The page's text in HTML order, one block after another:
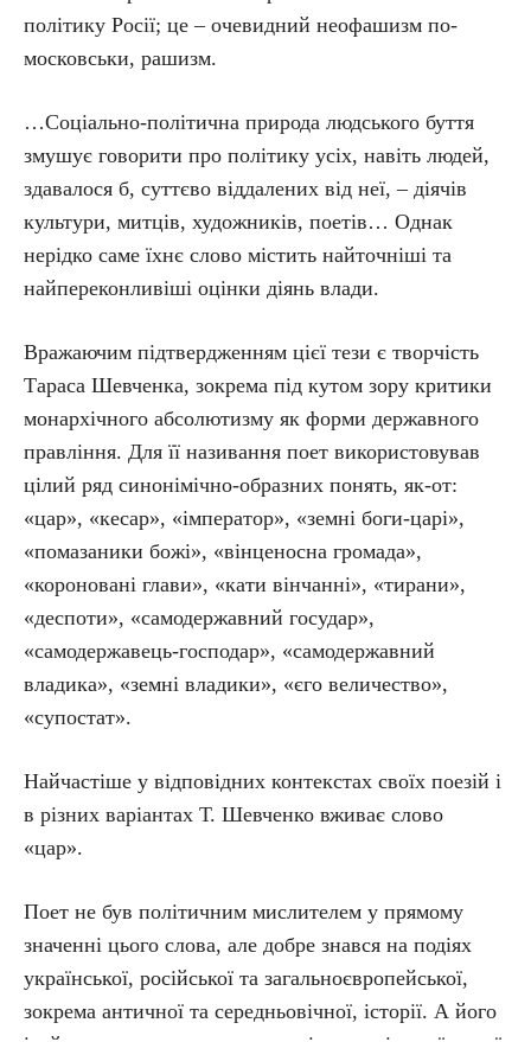
політику Росії; це – очевидний неофашизм по-
московськи, рашизм.
…Соціально-політична природа людського буття
змушує говорити про політику усіх, навіть людей,
здавалося б, суттєво віддалених від неї, – діячів
культури, митців, художників, поетів… Однак
нерідко саме їхнє слово містить найточніші та
найпереконливіші оцінки діянь влади.
Вражаючим підтвердженням цієї тези є творчість
Тараса Шевченка, зокрема під кутом зору критики
монархічного абсолютизму як форми державного
правління. Для її називання поет використовував
цілий ряд синонімічно-образних понять, як-от:
«цар», «кесар», «імператор», «земні боги-царі»,
«помазаники божі», «вінценосна громада»,
«короновані глави», «кати вінчанні», «тирани»,
«деспоти», «самодержавний государ»,
«самодержавець-господар», «самодержавний
владика», «земні владики», «єго величество»,
«супостат».
Найчастіше у відповідних контекстах своїх поезій і
в різних варіантах Т. Шевченко вживає слово
«цар».
Поет не був політичним мислителем у прямому
значенні цього слова, але добре знався на подіях
української, російської та загальноєвропейської,
зокрема античної та середньовічної, історії. А його